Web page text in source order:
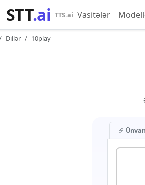
STT.ai TTS.ai Vasitələr
Dillər 10play